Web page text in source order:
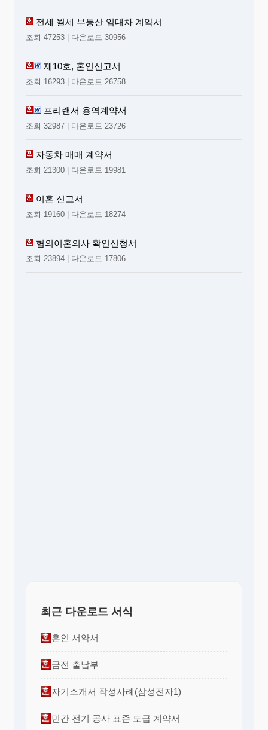
전세 월세 부동산 임대차 계약서
조회 47253 | 다운로드 30956
제10호, 혼인신고서
조회 16293 | 다운로드 26758
프리랜서 용역계약서
조회 32987 | 다운로드 23726
자동차 매매 계약서
조회 21300 | 다운로드 19981
이혼 신고서
조회 19160 | 다운로드 18274
협의이혼의사 확인신청서
조회 23894 | 다운로드 17806
최근 다운로드 서식
혼인 서약서
금전 출납부
자기소개서 작성사례(삼성전자1)
민간 전기 공사 표준 도급 계약서